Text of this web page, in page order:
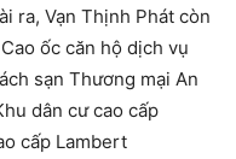
ra, Vạn Thịnh Phát còn
ốc căn hộ dịch vụ
sạn Thương mại An
dân cư cao cấp
cấp Lambert